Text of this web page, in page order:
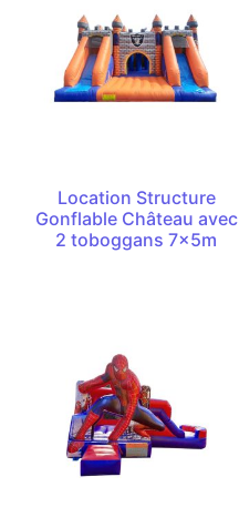
Location Structure
Gonflable Château avec
2 toboggans 7x5m